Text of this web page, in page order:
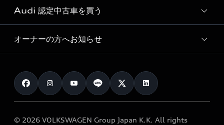
試乗予約
価格シミュレーション
車両比較
カタログ一覧
オンラインショップ
Audi collection
アウディナビアプリ
サービス入庫予約
サービスプログラム
メンテナンス
車検 / 定期点検
e-tronアフターサポート
Audi 認定中古車を買う
Audi認定中古車
クオリティ
保証
メンテナンス
オーナーの方へお知らせ
お知らせ
オーナー様向けキャンペーン
© 2026 VOLKSWAGEN Group Japan K.K. All rights